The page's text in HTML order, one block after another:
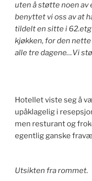
uten å støtte noen av
benyttet vi oss av at
tildelt en sitte i
kjøkken, for den
alle tre dagene…Vi
Hotellet viste seg å
upåklagelig i
men resturant og
egentlig ganske
Utsikten fra rommet.